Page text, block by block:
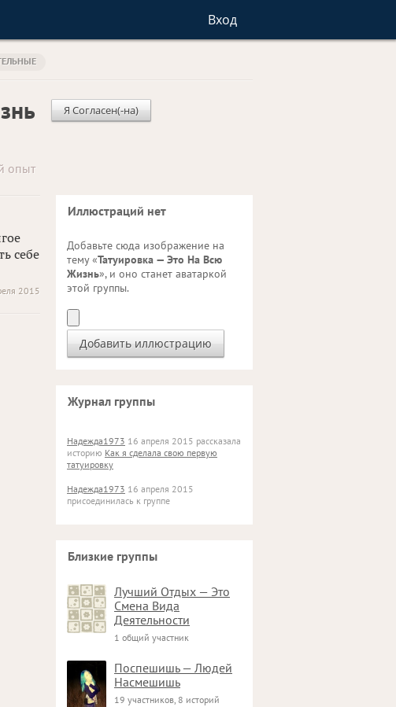
Вход
Я Согласен(-на)
опыт
себе
2015
Иллюстраций нет
Добавьте сюда изображение на
тему «Татуировка — Это На Всю
Жизнь», и оно станет аватаркой
этой группы.
Журнал группы
Надежда1973 16 апреля 2015 рассказала
историю Как я сделала свою первую
татуировку
Надежда1973 16 апреля 2015
присоединилась к группе
Близкие группы
Лучший Отдых — Это
Смена Вида
Деятельности
1 общий участник
Поспешишь — Людей
Насмешишь
19 участников, 8 историй